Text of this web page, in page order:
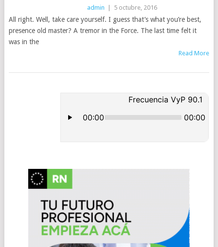
admin 5 octubre, 2016
All right. Well, take care yourself. I guess that’s what you’re best,
presence old master? A tremor in the Force. The last time felt it
was in the
Read More